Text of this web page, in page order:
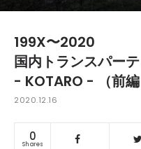
199X〜2020
国内トランスパー
- KOTARO - （前編
2020.12.16
0
Shares